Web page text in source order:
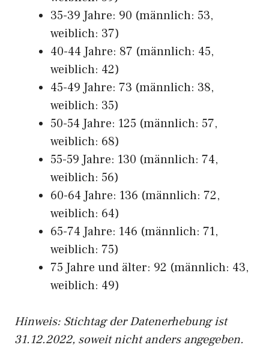
35-39 Jahre: 90 (männlich: 53,
weiblich: 37)
40-44 Jahre: 87 (männlich: 45,
weiblich: 42)
45-49 Jahre: 73 (männlich: 38,
weiblich: 35)
50-54 Jahre: 125 (männlich: 57,
weiblich: 68)
55-59 Jahre: 130 (männlich: 74,
weiblich: 56)
60-64 Jahre: 136 (männlich: 72,
weiblich: 64)
65-74 Jahre: 146 (männlich: 71,
weiblich: 75)
75 Jahre und älter: 92 (männlich: 43,
weiblich: 49)
Hinweis: Stichtag der Datenerhebung ist
31.12.2022, soweit nicht anders angegeben.